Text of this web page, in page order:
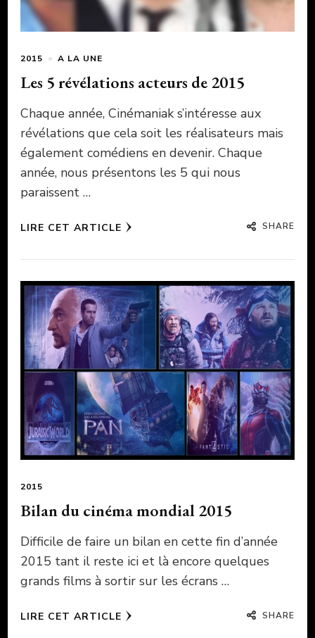
2015 A LA UNE
Les 5 révélations acteurs de 2015
Chaque année, Cinémaniak s’intéresse aux
révélations que cela soit les réalisateurs mais
également comédiens en devenir. Chaque
année, nous présentons les 5 qui nous
paraissent …
LIRE CET ARTICLE SHARE
2015
Bilan du cinéma mondial 2015
Difficile de faire un bilan en cette fin d’année
2015 tant il reste ici et là encore quelques
grands films à sortir sur les écrans …
LIRE CET ARTICLE SHARE